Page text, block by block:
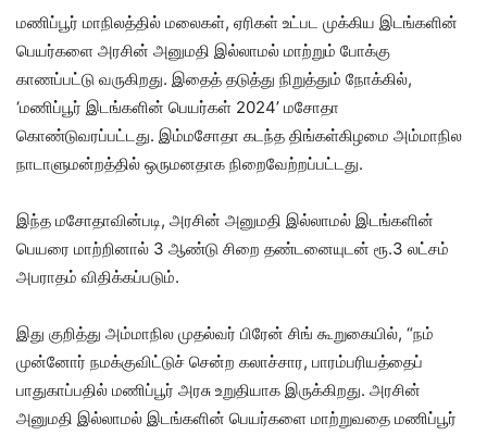
மணிப்பூர் மாநிலத்தில் மலைகள், ஏரிகள் உட்பட முக்கிய இடங்களின்
பெயர்களை அரசின் அனுமதி இல்லாமல் மாற்றும் போக்கு
காணப்பட்டு வருகிறது. இதைத் தடுத்து நிறுத்தும் நோக்கில்,
‘மணிப்பூர் இடங்களின் பெயர்கள் 2024’ மசோதா
கொண்டுவரப்பட்டது. இம்மசோதா கடந்த திங்கள்கிழமை அம்மாநில
நாடாளுமன்றத்தில் ஒருமனதாக நிறைவேற்றப்பட்டது.
இந்த மசோதாவின்படி, அரசின் அனுமதி இல்லாமல் இடங்களின்
பெயரை மாற்றினால் 3 ஆண்டு சிறை தண்டனையுடன் ரூ.3 லட்சம்
அபராதம் விதிக்கப்படும்.
இது குறித்து அம்மாநில முதல்வர் பிரேன் சிங் கூறுகையில், “நம்
முன்னோர் நமக்குவிட்டுச் சென்ற கலாச்சார, பாரம்பரியத்தைப்
பாதுகாப்பதில் மணிப்பூர் அரசு உறுதியாக இருக்கிறது. அரசின்
அனுமதி இல்லாமல் இடங்களின் பெயர்களை மாற்றுவதை மணிப்பூர்